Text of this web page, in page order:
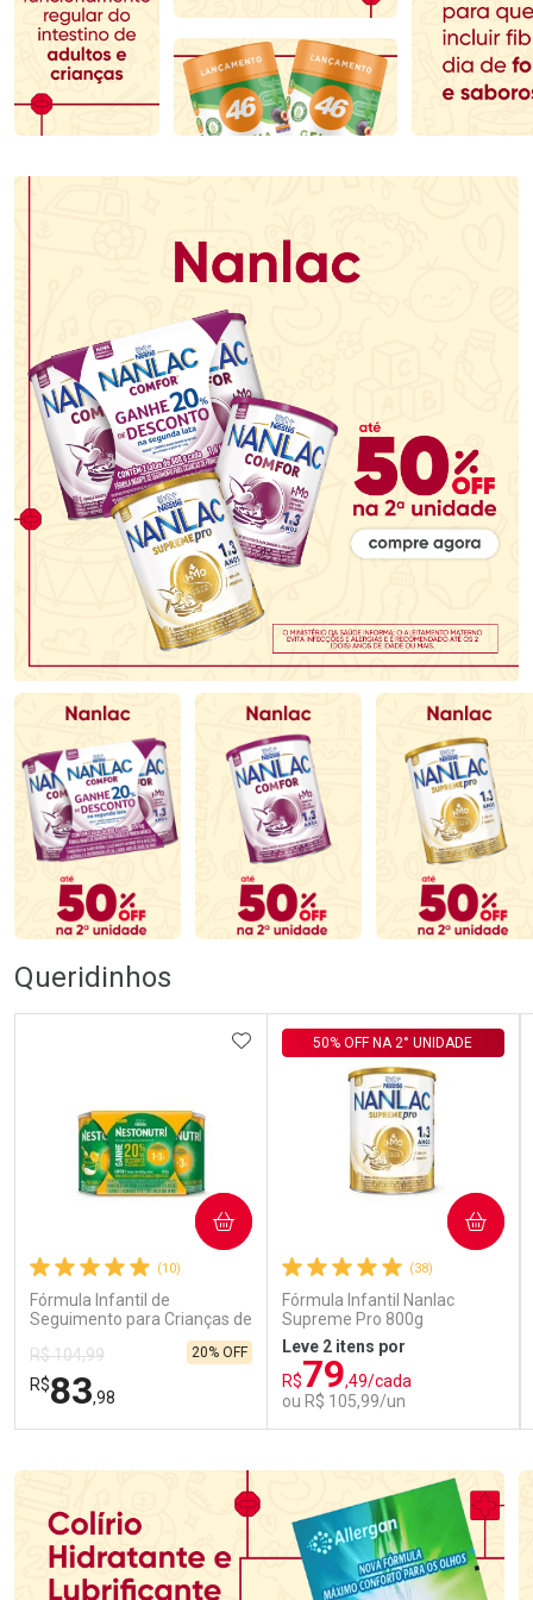
Comprar sem Desconto
Por R$ 70,79/cada
Comprar sem Desconto
Por R$ 70,79/cada
Comprar sem Desconto
Por R$ 123,29/cada
Comprar sem Desconto
Por R$ 123,29/cada
Queridinhos
(10)
Fórmula Infantil de
Seguimento para Crianças de
Primeira Infância Nestonutri
2 Unidades de 800g cada
R$ 104,99
R$83,98
20% OFF
ADICIONAR AOS FAVORITOS
COMPRAR
(38)
Fórmula Infantil Nanlac
Supreme Pro 800g
50% OFF NA 2° UNIDADE
Leve 2 itens por
R$79,49/cada
ou R$ 105,99/un
COMPRAR
Laboratório
Por Menos